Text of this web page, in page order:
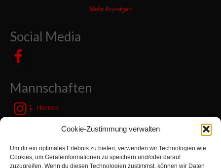
Cookie-Zustimmung verwalten
Um dir ein optimales Erlebnis zu bieten, verwenden wir Technologien wie
Cookies, um Geräteinformationen zu speichern und/oder darauf
zuzugreifen. Wenn du diesen Technologien zustimmst, können wir Daten
Mehr Anzeigen
Social Media
Mannschaften
1. Herren
JSG Zetel / Friesische Wehde
Kategorien